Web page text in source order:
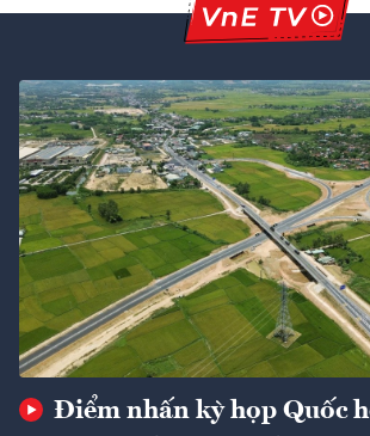
Điểm nhấn kỳ họp Quốc